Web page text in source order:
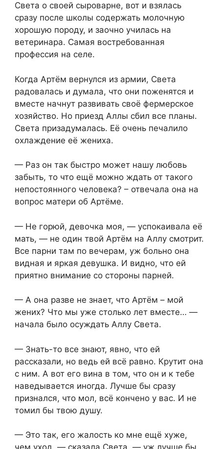
Света о своей сыроварне, вот и взялась
сразу после школы содержать молочную
хорошую породу, и заочно училась на
ветеринара. Самая востребованная
профессия на селе.
Когда Артём вернулся из армии, Света
радовалась и думала, что они поженятся и
вместе начнут развивать своё фермерское
хозяйство. Но приезд Аллы сбил все планы.
Света призадумалась. Её очень печалило
охлаждение её жениха.
— Раз он так быстро может нашу любовь
забыть, то что ещё можно ждать от такого
непостоянного человека? – отвечала она на
вопрос матери об Артёме.
— Не горюй, девочка моя, — успокаивала её
мать, — не один твой Артём на Аллу смотрит.
Все парни там по вечерам, уж больно она
видная и яркая девушка. И видно, что ей
приятно внимание со стороны парней.
— А она разве не знает, что Артём – мой
жених? Что мы уже столько лет вместе… —
начала было осуждать Аллу Света.
— Знать-то все знают, явно, что ей
рассказали, но ведь ей всё равно. Крутит она
с ним. А вот его вина в том, что он и к тебе
наведывается иногда. Лучше бы сразу
признался, что мол, всё кончено у вас. И не
томил бы твою душу.
— Это так, его жалость ко мне ещё хуже,